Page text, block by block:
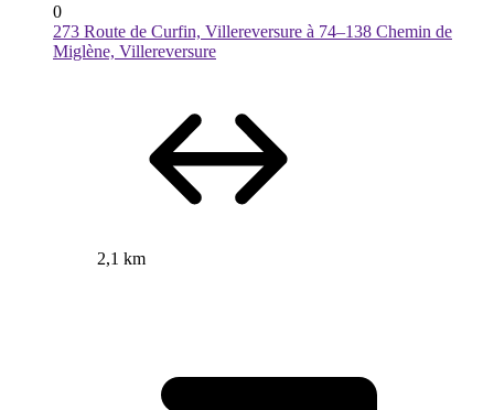
0
273 Route de Curfin, Villereversure à 74–138 Chemin de
Miglène, Villereversure
2,1 km